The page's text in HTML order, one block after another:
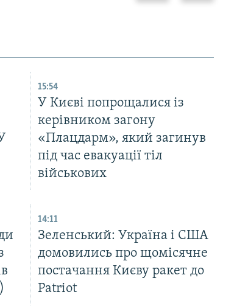
15:54
У Києві попрощалися із
керівником загону
«Плацдарм», який загинув
під час евакуації тіл
військових
14:11
Зеленський: Україна і США
домовились про щомісячне
постачання Києву ракет до
Patriot